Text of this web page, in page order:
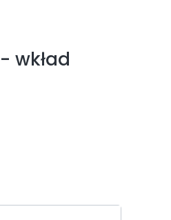
wkład